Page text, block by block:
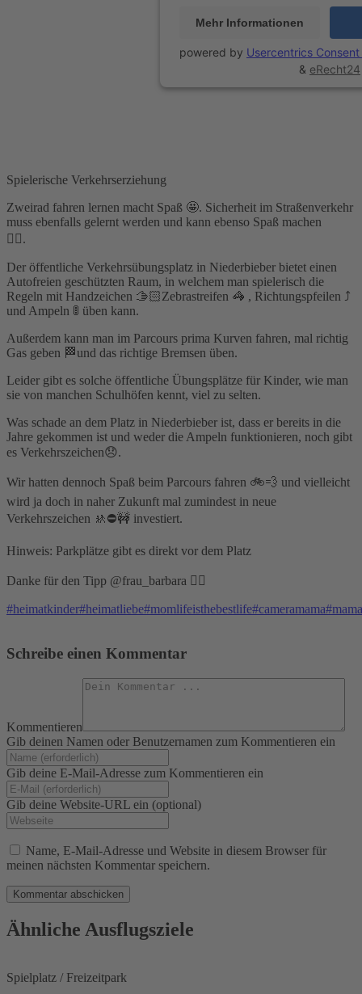
Mehr Informationen
powered by Usercentrics
& eRecht24
Spielerische Verkehrserziehung
Zweirad fahren lernen macht Spaß 🤩. Sicherheit im Straßenverkehr
muss ebenfalls gelernt werden und kann ebenso Spaß machen
✌🏻.
Der öffentliche Verkehrsübungsplatz in Niederbieber bietet einen
Autofreien geschützten Raum, in welchem man spielerisch die
Regeln mit Handzeichen 🫱🏻Zebrastreifen 🦓 , Richtungspfeilen ⤴️
und Ampeln 🚦 üben kann.
Außerdem kann man im Parcours prima Kurven fahren, mal richtig
Gas geben 🏁und das richtige Bremsen üben.
Leider gibt es solche öffentliche Übungsplätze für Kinder, wie man
sie von manchen Schulhöfen kennt, viel zu selten.
Was schade an dem Platz in Niederbieber ist, dass er bereits in die
Jahre gekommen ist und weder die Ampeln funktionieren, noch gibt
es Verkehrszeichen😞.
Wir hatten dennoch Spaß beim Parcours fahren 🚲💨 und vielleicht
wird ja doch in naher Zukunft mal zumindest in neue
Verkehrszeichen 🚸⛔️🚧 investiert.
Hinweis: Parkplätze gibt es direkt vor dem Platz
Danke für den Tipp @frau_barbara 👌🏻
#heimatkinder#heimatliebe#momlifeisthebestlife#cameramama
Schreibe einen Kommentar
Kommentieren
Gib deinen Namen oder Benutzernamen zum Kommentieren ein
Gib deine E-Mail-Adresse zum Kommentieren ein
Gib deine Website-URL ein (optional)
Name, E-Mail-Adresse und Website in diesem Browser für
meinen nächsten Kommentar speichern.
Ähnliche Ausflugsziele
Spielplatz / Freizeitpark